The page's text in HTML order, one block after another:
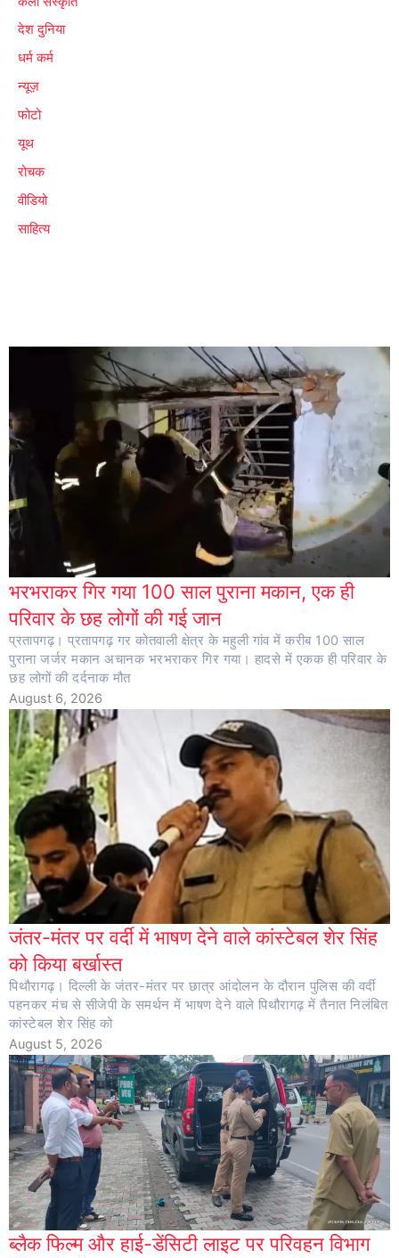
देश दुनिया
धर्म कर्म
न्यूज़
फोटो
यूथ
रोचक
वीडियो
साहित्य
भरभराकर गिर गया 100 साल पुराना मकान, एक ही
परिवार के छह लोगों की गई जान
प्रतापगढ़। प्रतापगढ़ गर कोतवाली क्षेत्र के महुली गांव में करीब 100 साल
पुराना जर्जर मकान अचानक भरभराकर गिर गया। हादसे में एकक ही परिवार के
छह लोगों की दर्दनाक मौत
August 6, 2026
जंतर-मंतर पर वर्दी में भाषण देने वाले कांस्टेबल शेर सिंह
को किया बर्खास्त
पिथौरागढ़। दिल्ली के जंतर-मंतर पर छात्र आंदोलन के दौरान पुलिस की वर्दी
पहनकर मंच से सीजेपी के समर्थन में भाषण देने वाले पिथौरागढ़ में तैनात निलंबित
कांस्टेबल शेर सिंह को
August 5, 2026
ब्लैक फिल्म और हाई-डेंसिटी लाइट पर परिवहन विभाग